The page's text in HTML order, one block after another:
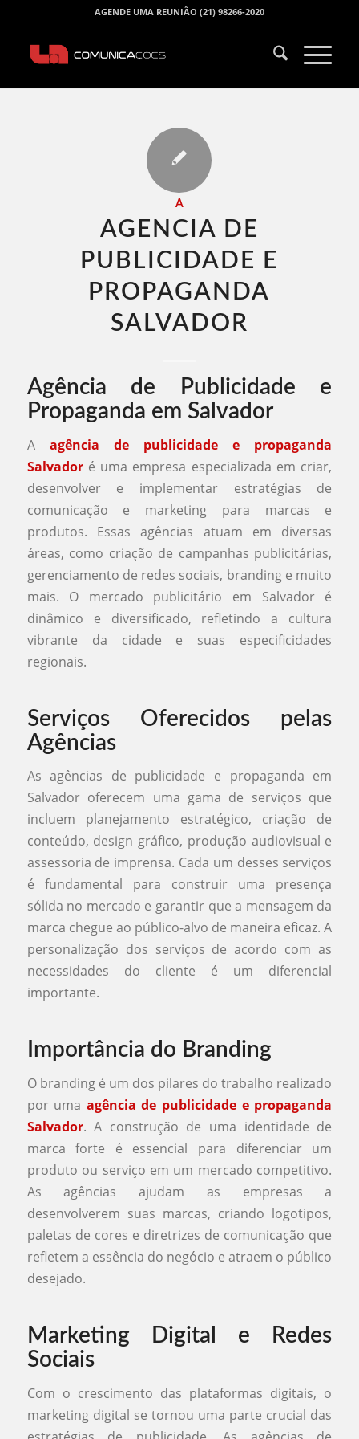
AGENDE UMA REUNIÃO (21) 98266-2020
A
AGENCIA DE
PUBLICIDADE E
PROPAGANDA
SALVADOR​
Agência de Publicidade e
Propaganda em Salvador
A agência de publicidade e propaganda
Salvadoré uma empresa especializada em criar,
desenvolver e implementar estratégias de
comunicação e marketing para marcas e
produtos. Essas agências atuam em diversas
áreas, como criação de campanhas publicitárias,
gerenciamento de redes sociais, branding e muito
mais. O mercado publicitário em Salvador é
dinâmico e diversificado, refletindo a cultura
vibrante da cidade e suas especificidades
regionais.
Serviços Oferecidos pelas
Agências
As agências de publicidade e propaganda em
Salvador oferecem uma gama de serviços que
incluem planejamento estratégico, criação de
conteúdo, design gráfico, produção audiovisual e
assessoria de imprensa. Cada um desses serviços
é fundamental para construir uma presença
sólida no mercado e garantir que a mensagem da
marca chegue ao público-alvo de maneira eficaz. A
personalização dos serviços de acordo com as
necessidades do cliente é um diferencial
importante.
Importância do Branding
O branding é um dos pilares do trabalho realizado
por uma agência de publicidade e propaganda
Salvador. A construção de uma identidade de
marca forte é essencial para diferenciar um
produto ou serviço em um mercado competitivo.
As agências ajudam as empresas a
desenvolverem suas marcas, criando logotipos,
paletas de cores e diretrizes de comunicação que
refletem a essência do negócio e atraem o público
desejado.
Marketing Digital e Redes
Sociais
Com o crescimento das plataformas digitais, o
marketing digital se tornou uma parte crucial das